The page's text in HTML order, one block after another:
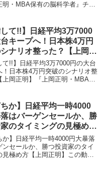
明・MBA保有の脳科学者』チャ
抜きん出たい人のための番組。
の脳科学者で...
して!!】日経平均3万7000
キープへ！日本株4万円
ナリオ整った？【上岡正
て!!】日経平均3万7000円の大台
！日本株4万円突破のシナリオ整
上岡正明】『上岡正明・MBA保
お届け。真剣に一歩抜きん出た
めの...
ちか】日経平均一時4000
はバーゲンセールか、勝
のタイミングの見極め方
正明】
か】日経平均一時4000円大暴落
ンセールか、勝つ投資家のタイ
見極め方【上岡正明】この動画